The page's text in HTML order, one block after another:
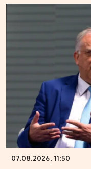
07.08.2026, 11:50